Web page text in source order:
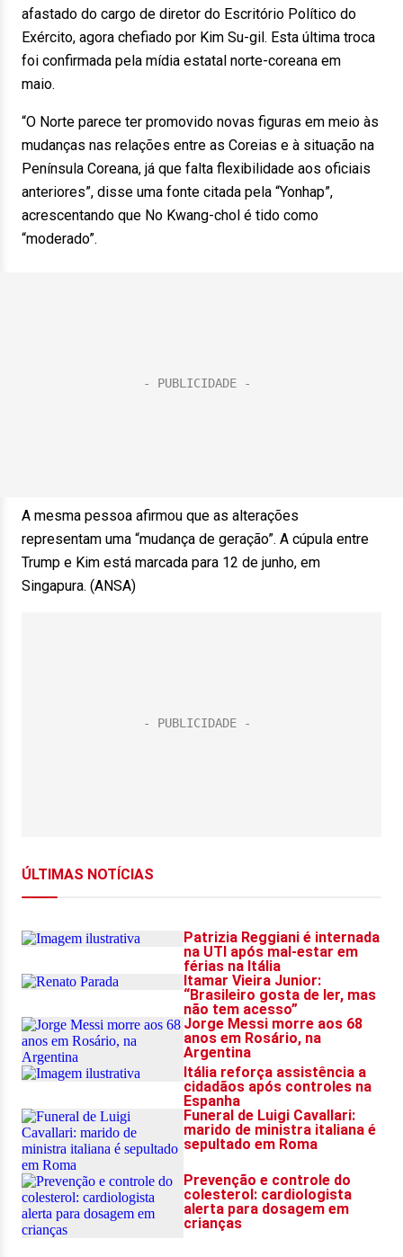
afastado do cargo de diretor do Escritório Político do
Exército, agora chefiado por Kim Su-gil. Esta última troca
foi confirmada pela mídia estatal norte-coreana em
maio.
“O Norte parece ter promovido novas figuras em meio às
mudanças nas relações entre as Coreias e à situação na
Península Coreana, já que falta flexibilidade aos oficiais
anteriores”, disse uma fonte citada pela “Yonhap”,
acrescentando que No Kwang-chol é tido como
“moderado”.
A mesma pessoa afirmou que as alterações
representam uma “mudança de geração”. A cúpula entre
Trump e Kim está marcada para 12 de junho, em
Singapura. (ANSA)